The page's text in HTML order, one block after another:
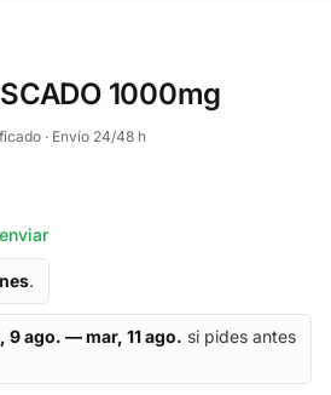
1000mg
· Envío 24/48 h
.
9 ago. — mar, 11 ago. si pides antes